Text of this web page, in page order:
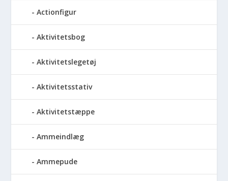
Actionfigur
Aktivitetsbog
Aktivitetslegetøj
Aktivitetsstativ
Aktivitetstæppe
Ammeindlæg
Ammepude